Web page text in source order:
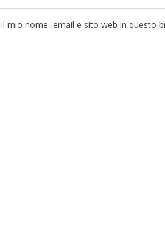
il mio nome, email e sito web in questo